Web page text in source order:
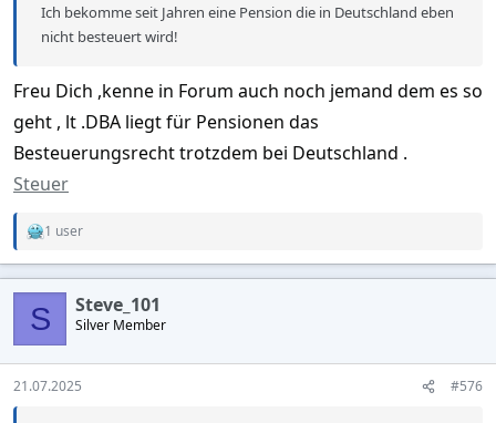
Ich bekomme seit Jahren eine Pension die in Deutschland eben
nicht besteuert wird!
Freu Dich ,kenne in Forum auch noch jemand dem es so
geht , lt .DBA liegt für Pensionen das
Besteuerungsrecht trotzdem bei Deutschland .
Steuer
R
a
c
o
n
s
1 user
S Steve_101
Silver Member
21.07.2025 #576